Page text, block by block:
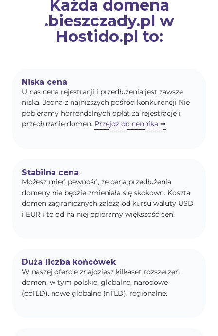
Każda domena
.bieszczady.pl w
Hostido.pl to:
Niska cena
U nas cena rejestracji i przedłużenia jest zawsze
niska. Jedna z najniższych pośród konkurencji Nie
pobieramy horrendalnych opłat za rejestrację i
przedłużanie domen. Przejdź do cennika ⇒
Stabilna cena
Możesz mieć pewność, że cena przedłużenia
domeny nie będzie zmieniała się skokowo. Koszta
domen zagranicznych zależą od kursu waluty USD
i EUR i to od na niej opieramy większość cen.
Duża liczba końcówek
W naszej ofercie znajdziesz kilkaset rozszerzeń
domen, w tym polskie, globalne, narodowe
(ccTLD), nowe globalne (nTLD), regionalne.